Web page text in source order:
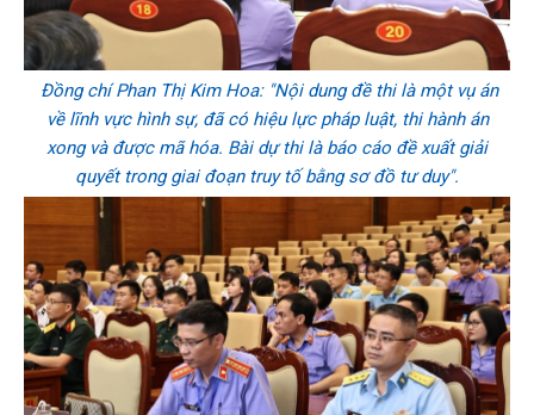
Đồng chí Phan Thị Kim Hoa: "Nội dung đề thi là một vụ án
về lĩnh vực hình sự, đã có hiệu lực pháp luật, thi hành án
xong và được mã hóa. Bài dự thi là báo cáo đề xuất giải
quyết trong giai đoạn truy tố bằng sơ đồ tư duy".